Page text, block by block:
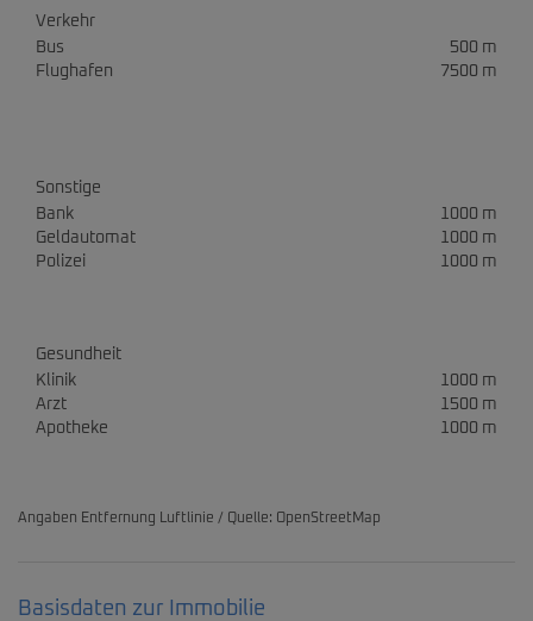
Verkehr
Bus
500 m
Flughafen
7500 m
Sonstige
Bank
1000 m
Geldautomat
1000 m
Polizei
1000 m
Gesundheit
Klinik
1000 m
Arzt
1500 m
Apotheke
1000 m
Angaben Entfernung Luftlinie / Quelle: OpenStreetMap
Basisdaten zur Immobilie